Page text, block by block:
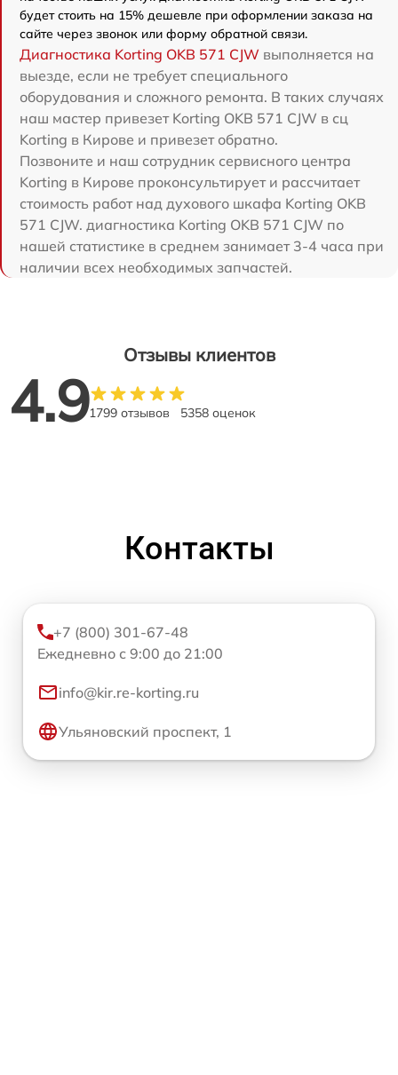
будет стоить на 15% дешевле при оформлении заказа на
сайте через звонок или форму обратной связи.
Диагностика Korting OKB 571 CJW выполняется на
выезде, если не требует специального
оборудования и сложного ремонта. В таких случаях
наш мастер привезет Korting OKB 571 CJW в сц
Korting в Кирове и привезет обратно.
Позвоните и наш сотрудник сервисного центра
Korting в Кирове проконсультирует и рассчитает
стоимость работ над духового шкафа Korting OKB
571 CJW. диагностика Korting OKB 571 CJW по
нашей статистике в среднем занимает 3-4 часа при
наличии всех необходимых запчастей.
Отзывы клиентов
4.91799 отзывов 5358 оценок
Контакты
+7 (800) 301-67-48
Ежедневно с 9:00 до 21:00
info@kir.re-korting.ru
Ульяновский проспект, 1